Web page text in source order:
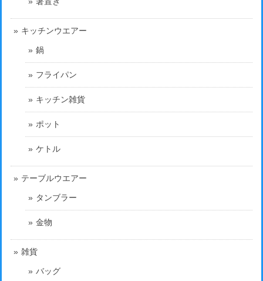
キッチンウエアー
鍋
フライパン
キッチン雑貨
ポット
ケトル
テーブルウエアー
タンブラー
金物
雑貨
バッグ